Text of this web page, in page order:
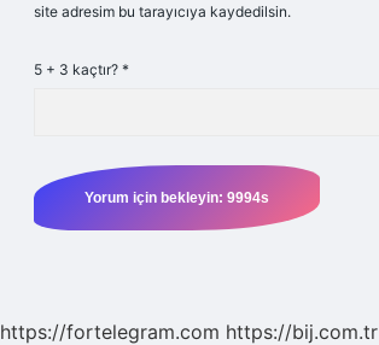
site adresim bu tarayıcıya kaydedilsin.
5 + 3 kaçtır? *
https://fortelegram.com https://bij.com.tr